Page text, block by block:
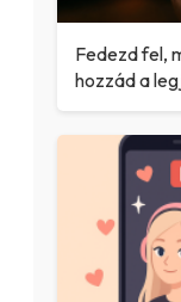
Fedezd fel,
hozzád a